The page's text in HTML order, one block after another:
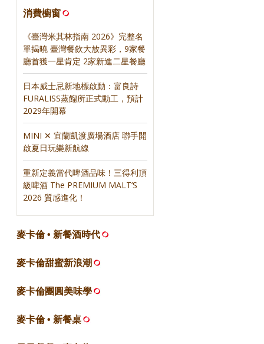
消費櫥窗
《臺灣米其林指南 2026》完整名
單揭曉 臺灣餐飲大放異彩，9家餐
廳首獲一星肯定 2家新進二星餐廳
日本威士忌新地標啟動：富良詩
FURALISS蒸餾所正式動工，預計
2029年開幕
MINI ✕ 宜蘭凱渡廣場酒店 聯手開
啟夏日玩樂新航線
重新定義當代啤酒品味！三得利頂
級啤酒 The PREMIUM MALT’S
2026 質感進化！
麥卡倫 • 新餐酒時代
麥卡倫甜蜜新浪潮
麥卡倫團圓美味學
麥卡倫 • 新餐桌